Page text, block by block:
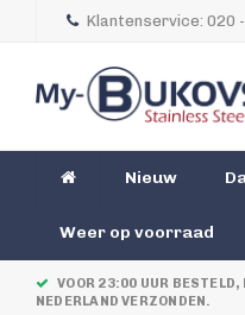
Klantenservice: 020
Nieuw
Weer op voorraad
VOOR 23:00 UUR BESTELD,
NEDERLAND VERZONDEN.